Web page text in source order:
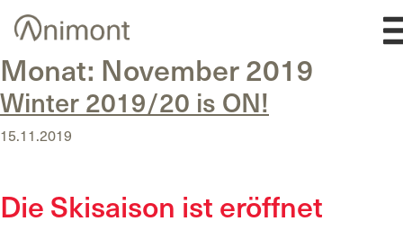
Skip
Monat: November 2019
Winter 2019/20 is ON!
15.11.2019
Die Skisaison ist eröffnet